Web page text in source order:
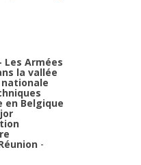
Les Armées
la vallée
nationale
en Belgique
-